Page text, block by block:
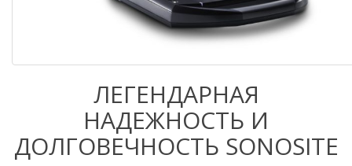
ЛЕГЕНДАРНАЯ
НАДЕЖНОСТЬ И
ДОЛГОВЕЧНОСТЬ SONOSITE